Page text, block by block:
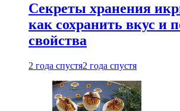
Секреты хранения
как сохранить вкус и
свойства
2 года спустя2 года спустя